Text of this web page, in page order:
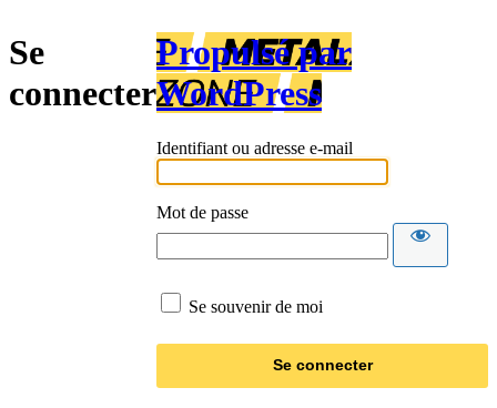
Se
connecter
Propulsé par
WordPress
Identifiant ou adresse e-mail
Mot de passe
Se souvenir de moi